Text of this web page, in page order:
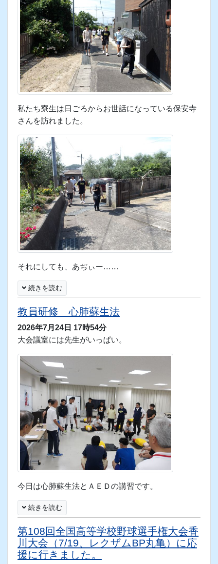
きうり（きゅうり）加持に参加した
よ！（保安寺さんにて）
2026年7月26日 12時48分
今日は土用の丑の日。保安寺さんでのきうり加持の
日。
私たち寮生は日ごろからお世話になっている保安寺
さんを訪れました。
それにしても、あぢぃー……
続きを読む
教員研修 心肺蘇生法
2026年7月24日 17時54分
大会議室には先生がいっぱい。